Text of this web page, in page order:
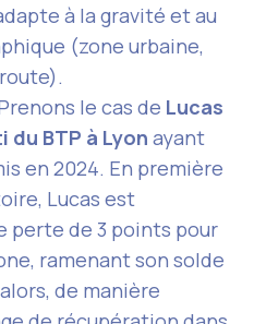
à la gravité et au
(zone urbaine,
le cas de Lucas
du BTP à Lyon ayant
en 2024. En première
Lucas est
perte de 3 points pour
ramenant son solde
de manière